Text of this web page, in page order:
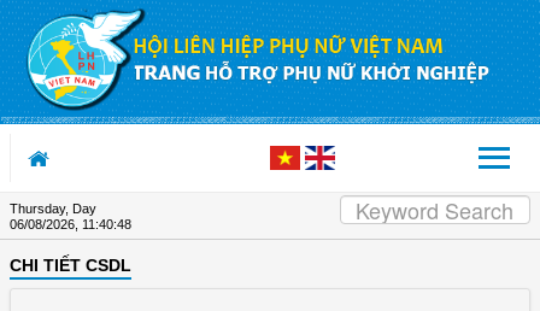
Skip to Content
Thursday, Day
06/08/2026 11:40:49
CHI TIẾT CSDL